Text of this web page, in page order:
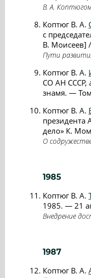
В. А.
Коптюг В. А.
c
В. Моисеев]
Пути
Коптюг В. А.
СО АН СССР,
знамя. —
Коптюг В. А.
президента
дело» К.
О
1985
Коптюг В. А.
1985. — 21
Внедрение
1987
Коптюг В. А.